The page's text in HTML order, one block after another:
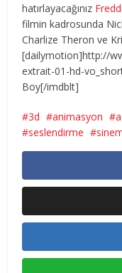
hatırlayacağınız
filmin kadrosunda
Charlize Theron ve
[dailymotion]http://
extrait-01-hd-
Boy[/imdblt]
3d animasyon
seslendirme